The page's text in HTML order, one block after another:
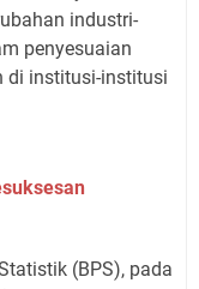
industri-
penyesuaian
di institusi-institusi
(BPS), pada